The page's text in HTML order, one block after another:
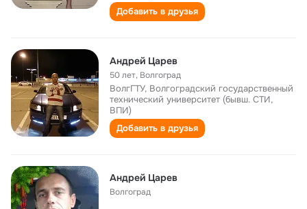
Добавить в друзья
Андрей Царев
50 лет, Волгоград
ВолгГТУ, Волгоградский государственный
технический университет (бывш. СТИ,
ВПИ)
Добавить в друзья
Андрей Царев
Волгоград